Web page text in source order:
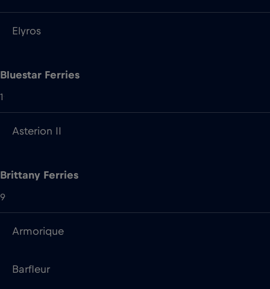
Elyros
Bluestar Ferries
1
Asterion II
Brittany Ferries
9
Armorique
Barfleur